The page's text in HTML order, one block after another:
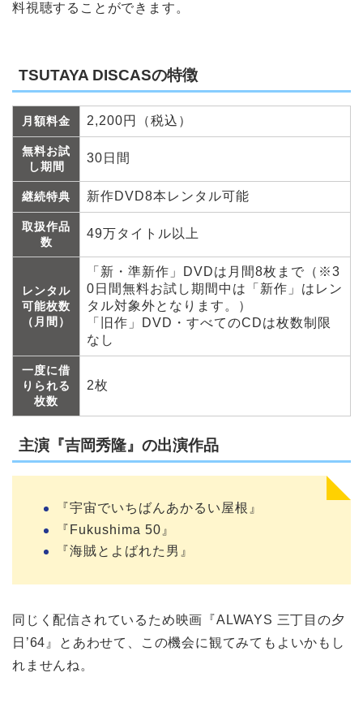
料視聴することができます。
TSUTAYA DISCASの特徴
月額料金 2,200円（税込）
無料お試
し期間
30日間
継続特典 新作DVD8本レンタル可能
取扱作品
数
49万タイトル以上
レンタル
可能枚数
（月間）
「新・準新作」DVDは月間8枚まで（※3
0日間無料お試し期間中は「新作」はレン
タル対象外となります。）
「旧作」DVD・すべてのCDは枚数制限
なし
一度に借
りられる
枚数
2枚
主演『吉岡秀隆』の出演作品
『宇宙でいちばんあかるい屋根』
『Fukushima 50』
『海賊とよばれた男』
同じく配信されているため映画『ALWAYS 三丁目の夕
日’64』とあわせて、この機会に観てみてもよいかもし
れませんね。